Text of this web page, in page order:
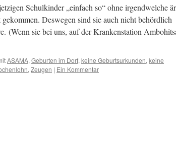
Schulkinder „einfach so“ ohne irgendwelche
Deswegen sind sie auch nicht behördlich
(Wenn sie bei uns, auf der Krankenstation
ASAMA, Geburten im Dorf, keine Geburtsurkunden, keine
, Zeugen | Ein Kommentar